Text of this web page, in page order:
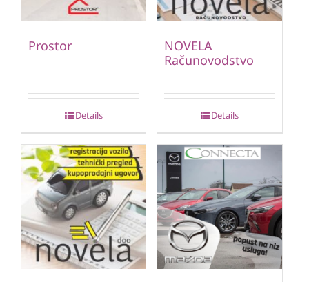
Prostor
Details
NOVELA
Računovodstvo
Details